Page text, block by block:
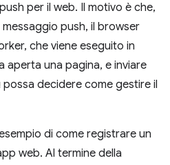
per il web. Il motivo è che,
push, il browser
che viene eseguito in
aperta una pagina, e inviare
decidere come gestire il
di come registrare un
web. Al termine della